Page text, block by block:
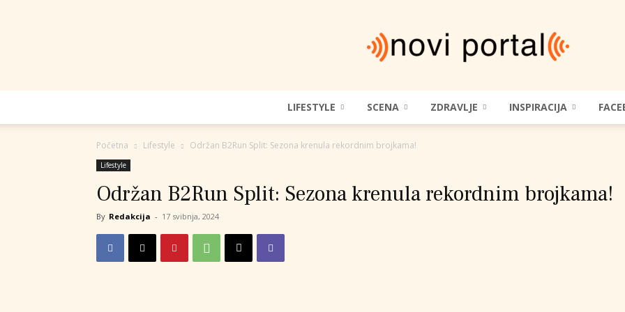
Novi
Portal
LIFESTYLE SCENA ZDRAVLJE INSPIRACIJA
Početna Lifestyle Održan B2Run Split: Sezona krenula rekordnim brojkama!
Lifestyle
Održan B2Run Split: Sezona krenula rekordnim brojkama!
By Redakcija - 17 svibnja, 2024